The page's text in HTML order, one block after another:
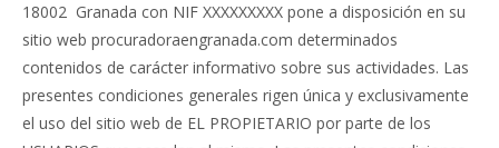
18002 Granada con NIF XXXXXXXXX pone a disposición en su
sitio web procuradoraengranada.com determinados
contenidos de carácter informativo sobre sus actividades. Las
presentes condiciones generales rigen única y exclusivamente
el uso del sitio web de EL PROPIETARIO por parte de los